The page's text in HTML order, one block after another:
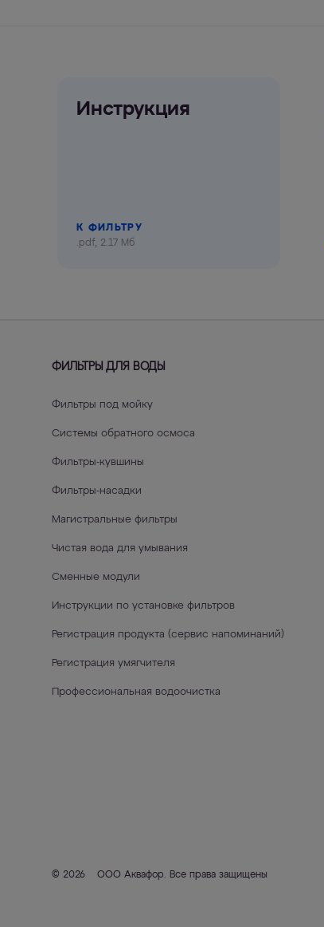
Инструкция
К ФИЛЬТРУ
.pdf, 2.17 Мб
ФИЛЬТРЫ ДЛЯ ВОДЫ
Фильтры под мойку
Системы обратного осмоса
Фильтры-кувшины
Фильтры-насадки
Магистральные фильтры
Чистая вода для умывания
Сменные модули
Инструкции по установке фильтров
Регистрация продукта (сервис напоминаний)
Регистрация умягчителя
Профессиональная водоочистка
© 2026 ООО Аквафор. Все права защищены